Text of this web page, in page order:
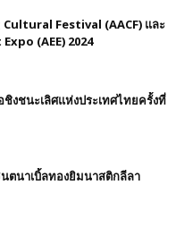
Festival (AACF) และ
(AEE) 2024
ชิงชนะเลิศแห่งประเทศไทยครั้งที่
ตนาเบิ้ลทองยิมนาสติกลีลา